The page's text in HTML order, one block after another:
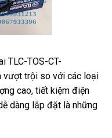
TLC-TOS-CT-
vượt trội so với các loại
cao, tiết kiệm điện
dàng lắp đặt là những